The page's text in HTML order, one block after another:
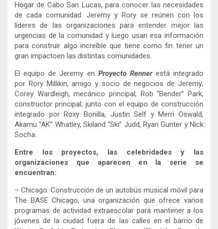
Hogar de Cabo San Lucas, para conocer las necesidades
de cada comunidad. Jeremy y Rory se reúnen con los
líderes de las organizaciones para entender mejor las
urgencias de la comunidad y luego usan esa información
para construir algo increíble que tiene como fin tener un
gran impactoen las distintas comunidades.
El equipo de Jeremy en Proyecto Renner está integrado
por Rory Millikin, amigo y socio de negocios de Jeremy;
Corey Wardleigh, mecánico principal; Rob “Bender” Park,
constructor principal; junto con el equipo de construcción
integrado por Roxy Bonilla, Justin Self y Merri Oswald,
Akamu “AK” Whatley, Skiland “Ski” Judd, Ryan Gunter y Nick
Socha.
Entre los proyectos, las celebridades y las
organizaciones que aparecen en la serie se
encuentran:
– Chicago: Construcción de un autobús musical móvil para
The BASE Chicago, una organización que ofrece varios
programas de actividad extraescolar para mantener a los
jóvenes de la ciudad fuera de las calles en el barrio de